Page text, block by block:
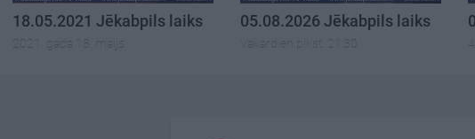
18.05.2021 Jēkabpils laiks
2021. gada 18. maijs
05.08.2026 Jēkabpils laiks
Vakardien plkst. 21:30